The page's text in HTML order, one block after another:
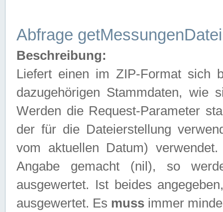
Abfrage getMessungenDatei
Beschreibung:
Liefert einen im ZIP-Format sich
dazugehörigen Stammdaten, wie
Werden die Request-Parameter
der für die Dateierstellung
vom aktuellen Datum)
Angabe gemacht (nil), so
ausgewertet. Ist beides
ausgewertet. Es muss immer